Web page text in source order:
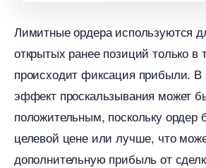
Лимитные ордера используются
открытых ранее позиций только в
происходит фиксация прибыли. В
эффект проскальзывания может
положительным, поскольку ордер
целевой цене или лучше, что
дополнительную прибыль от